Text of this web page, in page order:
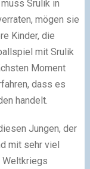
Srulik in
mögen sie
Kinder, die
mit Srulik
Moment
dass es
handelt.
Jungen, der
mit sehr viel
Weltkriegs